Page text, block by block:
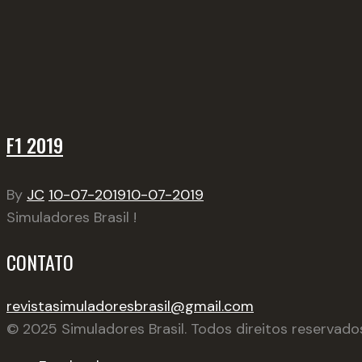
F1 2019
By JC 10-07-201910-07-2019
Simuladores Brasil !
CONTATO
revistasimuladoresbrasil@gmail.com
© 2025 Simuladores Brasil. Todos direitos